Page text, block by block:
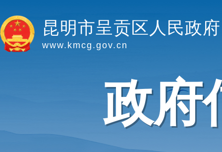
昆明市呈贡区人民政府
www.kmcg.gov.cn
政府